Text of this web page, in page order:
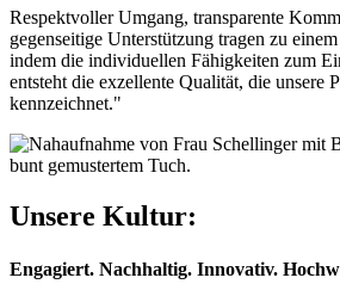
Respektvoller Umgang, transparente
gegenseitige Unterstützung tragen zu
indem die individuellen Fähigkeiten zum
entsteht die exzellente Qualität, die unsere
kennzeichnet."
Unsere Kultur:
Engagiert. Nachhaltig. Innovativ.